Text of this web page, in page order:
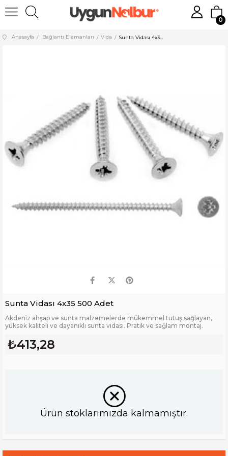
0
Anasayfa Bağlantı Elemanları Vida
Sunta Vidası 4x35 500 Adet
Akdeni̇z ahşap ve sunta malzemelerde mükemmel tutuş sağlayan,
yüksek kaliteli ve dayanıklı sunta vidası. Pratik ve sağlam montaj.
₺413,28
Ürün stoklarımızda kalmamıştır.